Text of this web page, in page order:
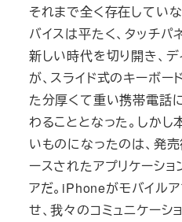
それまで全く存在してい
バイスは平たく、タッチ
新しい時代を切り開き、
が、スライド式のキーボ
た分厚くて重い携帯電話
わることとなった。しか
いものになったのは、発
ースされたアプリケーショ
アだ。iPhoneがモバイル
せ、我々のコミュニケーシ